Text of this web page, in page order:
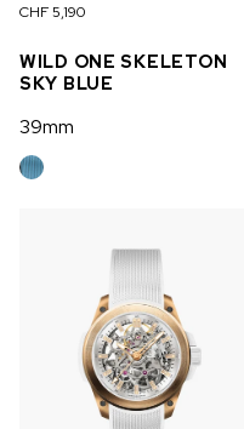
CHF 5,190
WILD ONE SKELETON
SKY BLUE
39mm